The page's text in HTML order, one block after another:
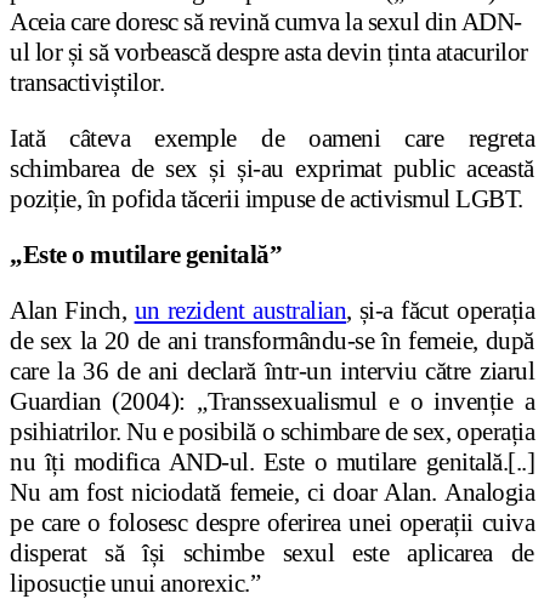
Aceia care doresc să revină cumva la sexul din ADN-
ul lor și să vorbească despre asta devin ținta atacurilor
transactiviștilor.
Iată câteva exemple de oameni care regreta
schimbarea de sex și și-au exprimat public această
poziție, în pofida tăcerii impuse de activismul LGBT.
„Este o mutilare genitală”
Alan Finch, un rezident australian, și-a făcut operația
de sex la 20 de ani transformându-se în femeie, după
care la 36 de ani declară într-un interviu către ziarul
Guardian (2004): „Transsexualismul e o invenție a
psihiatrilor. Nu e posibilă o schimbare de sex, operația
nu îți modifica AND-ul. Este o mutilare genitală.[..]
Nu am fost niciodată femeie, ci doar Alan. Analogia
pe care o folosesc despre oferirea unei operații cuiva
disperat să își schimbe sexul este aplicarea de
liposucție unui anorexic.”